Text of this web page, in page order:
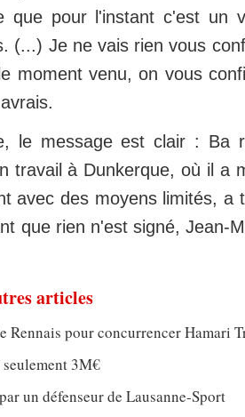
que pour l'instant c'est un
(...) Je ne vais rien vous
moment venu, on vous
le message est clair : Ba
travail à Dunkerque, où il a
avec des moyens limités, a
que rien n'est signé, Jean-
articles
Rennais pour concurrencer Hamari
3M€
un défenseur de Lausanne-Sport